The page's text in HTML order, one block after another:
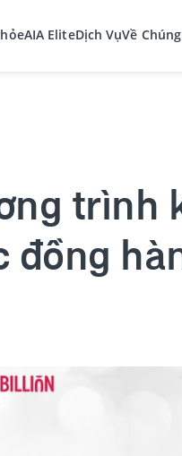
AIA EliteDịch VụVề
trình
đồng